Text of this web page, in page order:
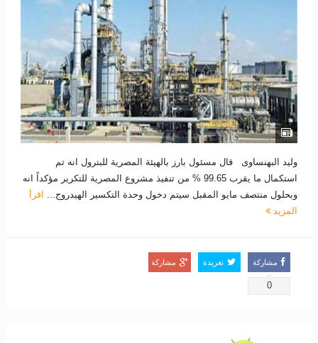
وليد البهنساوى قال مسئول بارز بالهيئة المصرية للبترول انه تم
استكمال ما يقرب 99.65 % من تنفيذ مشروع المصرية للتكرير مؤكداً انه
وبحلول منتصف مايو المقبل سيتم دخول وحدة التكسير الهيدروج... اقرأ
المزيد
مشاركة
0
تغريدة مشاركة